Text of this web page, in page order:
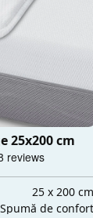
25x200 cm
25 x 200 cm
Spumă de confort